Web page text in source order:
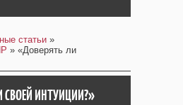
статьи »
» «Доверять ли
СВОЕЙ ИНТУИЦИИ?»